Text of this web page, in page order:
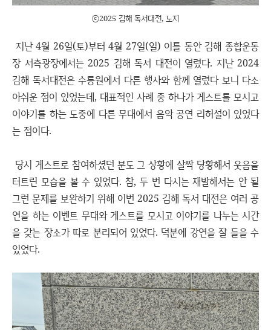
ⓒ2025 김해 독서대전, 노지
지난 4월 26일(토)부터 4월 27일(일) 이틀 동안 김해 종합운동
장 서측광장에서는 2025 김해 독서 대전이 열렸다. 지난 2024
김해 독서대전은 수릉원에서 다른 행사와 함께 열렸다 보니 다소
아쉬운 점이 있었는데, 대표적인 사례 중 하나가 게스트를 모시고
이야기를 하는 도중에 다른 무대에서 음악 공연 리허설이 있었다
는 점이다.
당시 게스트로 참여하셨던 분도 그 상황에 살짝 당황해서 웃음을
터트린 모습을 볼 수 있었다. 참, 두 번 다시는 재발해서는 안 될
그런 문제를 보완하기 위해 이번 2025 김해 독서 대전은 여러 공
연을 하는 이벤트 무대와 게스트를 모시고 이야기를 나누는 시간
을 갖는 장소가 따로 분리되어 있었다. 덕분에 강연을 잘 들을 수
있었다.